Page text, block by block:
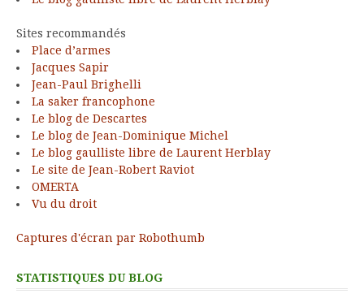
Sites recommandés
Place d’armes
Jacques Sapir
Jean-Paul Brighelli
La saker francophone
Le blog de Descartes
Le blog de Jean-Dominique Michel
Le blog gaulliste libre de Laurent Herblay
Le site de Jean-Robert Raviot
OMERTA
Vu du droit
Captures d'écran par Robothumb
STATISTIQUES DU BLOG